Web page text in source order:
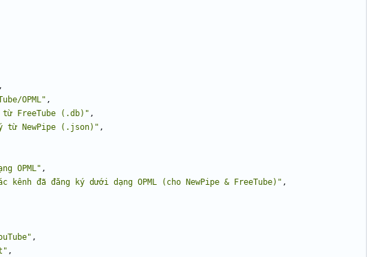
,
OPML" ,
từ FreeTube (.db)" ,
từ NewPipe (.json)" ,
OPML" ,
kênh đã đăng ký dưới dạng OPML (cho NewPipe & FreeTube)" ,
,
,